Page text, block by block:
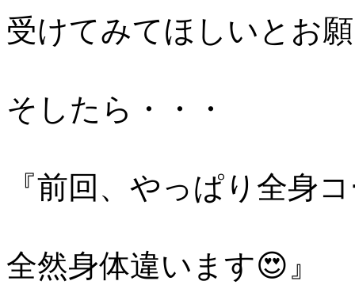
受けてみてほしいとお
そしたら・・・
『前回、やっぱり全身
全然身体違います😍』